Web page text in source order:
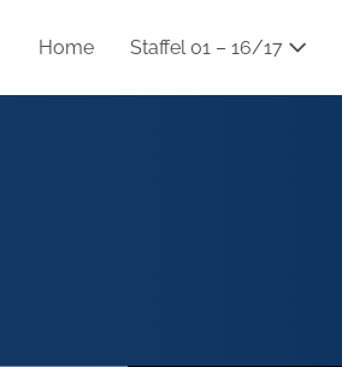
Home Staffel 01 – 16/17